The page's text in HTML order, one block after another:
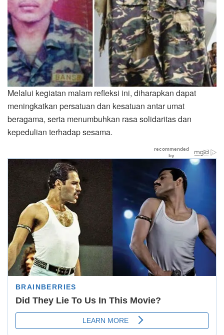
Melalui kegiatan malam refleksi ini, diharapkan dapat
meningkatkan persatuan dan kesatuan antar umat
beragama, serta menumbuhkan rasa solidaritas dan
kepedulian terhadap sesama.